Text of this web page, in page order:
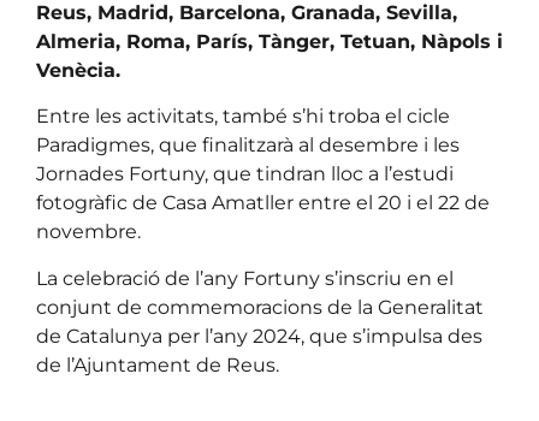
Reus, Madrid, Barcelona, Granada, Sevilla,
Almeria, Roma, París, Tànger, Tetuan, Nàpols i
Venècia.
Entre les activitats, també s’hi troba el cicle
Paradigmes, que finalitzarà al desembre i les
Jornades Fortuny, que tindran lloc a l’estudi
fotogràfic de Casa Amatller entre el 20 i el 22 de
novembre.
La celebració de l’any Fortuny s’inscriu en el
conjunt de commemoracions de la Generalitat
de Catalunya per l’any 2024, que s’impulsa des
de l’Ajuntament de Reus.